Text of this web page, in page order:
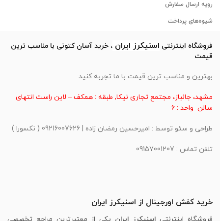
رویه ارسال سفارش
شیوه‌های پرداخت
فروشگاه اینترنتی اسنیکرز ایران ، خرید آسان کتونی با مناسب ترین
قیمت
بهترین و مناسب ترین قیمت با ما تجربه کنید
مشهد، جانباز، مجتمع تجاری نیکا, طبقه : همکف – لاین راست انتهای
سالن واحد : 6
طراحی و سئو توسط : امیرحسین رمضان زاده | 09216007626 ( نکسورا )
تلفن تماس : 09157001207
خرید کفش اورجینال از اسنیکرز ایران